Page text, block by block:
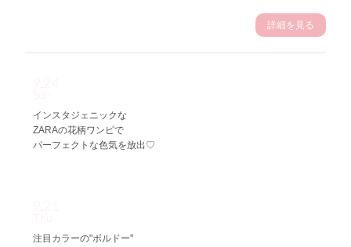
詳細を見る
9.24
インスタジェニックな
ZARAの花柄ワンピで
パーフェクトな色気を放出♡
注目カラーの"ボルドー"